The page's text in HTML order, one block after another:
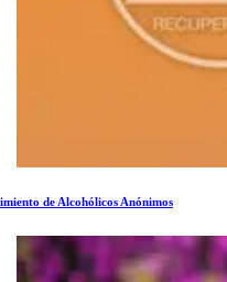
de Alcohólicos Anónimos